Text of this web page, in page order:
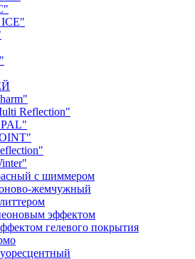
ICE"
Reflection"
с шиммером
жемчужный
эффектом
гелевого покрытия